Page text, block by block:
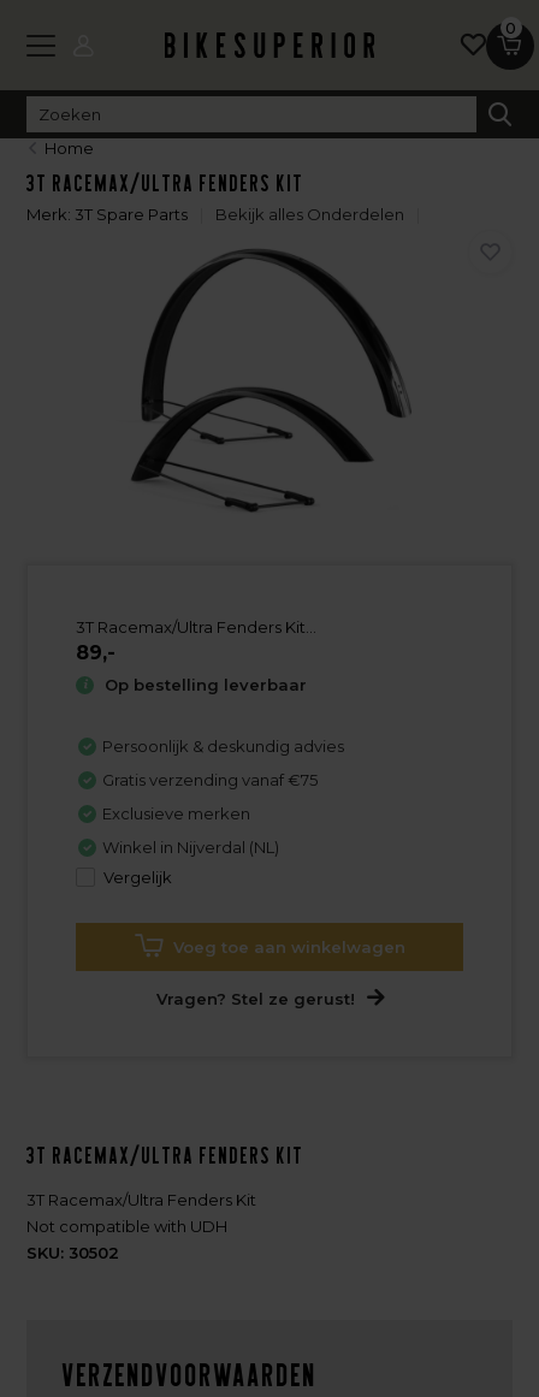
0
Home
3T Racemax/Ultra Fenders Kit
Merk: 3T Spare Parts Bekijk alles Onderdelen
3T Racemax/Ultra Fenders Kit...
89,-
Op bestelling leverbaar
Persoonlijk & deskundig advies
Gratis verzending vanaf €75
Exclusieve merken
Winkel in Nijverdal (NL)
Vergelijk
Voeg toe aan winkelwagen
Vragen? Stel ze gerust!
3T Racemax/Ultra Fenders Kit
3T Racemax/Ultra Fenders Kit
Not compatible with UDH
SKU: 30502
Verzendvoorwaarden